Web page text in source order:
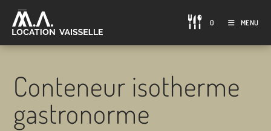
0 MENU
Conteneur isotherme
gastronorme